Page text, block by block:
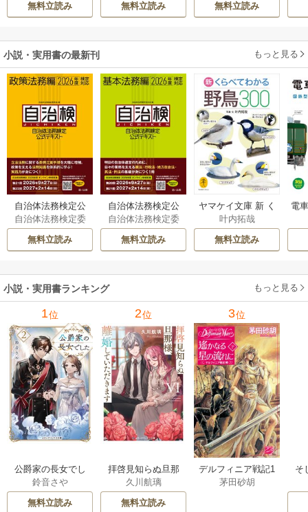
無料立読み
溺愛されています
無料立読み
伝～
無料立読み
小説・実用書の最新刊 もっと見る
自治体法務検定公
式テキスト 政策
法務編 ２０２６
年度検定対応 1巻
自治体法務検定委
員会
無料立読み
自治体法務検定公
式テキスト 基本
法務編 ２０２６
年度検定対応 1巻
自治体法務検定委
員会
無料立読み
ヤマケイ文庫 新 く
らべてわかる野鳥3
00 1巻
叶内拓哉
無料立読み
電
小説・実用書ランキング もっと見る
1位
公爵家の長女でし
た
鈴音さや
無料立読み
2位
拝啓見知らぬ旦那
様、離婚していた
だきます
久川航璃
無料立読み
3位
デルフィニア戦記1
茅田砂胡
そ